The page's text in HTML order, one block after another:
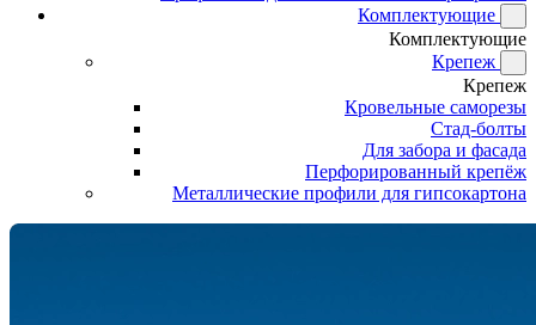
Комплектующие
Комплектующие
Крепеж
Крепеж
Кровельные саморезы
Стад-болты
Для забора и фасада
Перфорированный крепёж
Металлические профили для гипсокартона